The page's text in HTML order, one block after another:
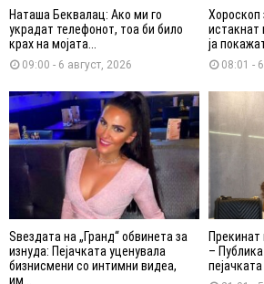
Наташа Беквалац: Ако ми го
украдат телефонот, тоа би било
крах на мојата...
09:00 - 6 август, 2026
Хороскоп
истакнат
ја
08:01 -
Ѕвездата на „Гранд“ обвинета за
изнуда: Пејачката уценувала
бизнисмени со интимни видеа,
им...
Прекинат
–